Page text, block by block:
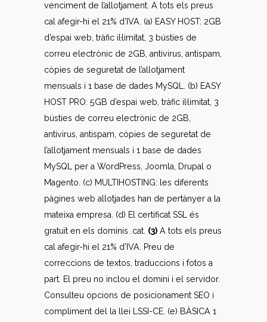
venciment de l’allotjament. A tots els preus
cal afegir-hi el 21% d’IVA. (a) EASY HOST: 2GB
d’espai web, tràfic il·limitat, 3 bústies de
correu electrònic de 2GB, antivirus, antispam,
còpies de seguretat de l’allotjament
mensuals i 1 base de dades MySQL. (b) EASY
HOST PRO: 5GB d’espai web, tràfic il·limitat, 3
bústies de correu electrònic de 2GB,
antivirus, antispam, còpies de seguretat de
l’allotjament mensuals i 1 base de dades
MySQL per a WordPress, Joomla, Drupal o
Magento. (c) MULTIHOSTING: les diferents
pàgines web allotjades han de pertànyer a la
mateixa empresa. (d) El certificat SSL és
gratuït en els dominis .cat. (3) A tots els preus
cal afegir-hi el 21% d’IVA. Preu de
correccions de textos, traduccions i fotos a
part. El preu no inclou el domini i el servidor.
Consulteu opcions de posicionament SEO i
compliment del la llei LSSI-CE. (e) BÀSICA 1